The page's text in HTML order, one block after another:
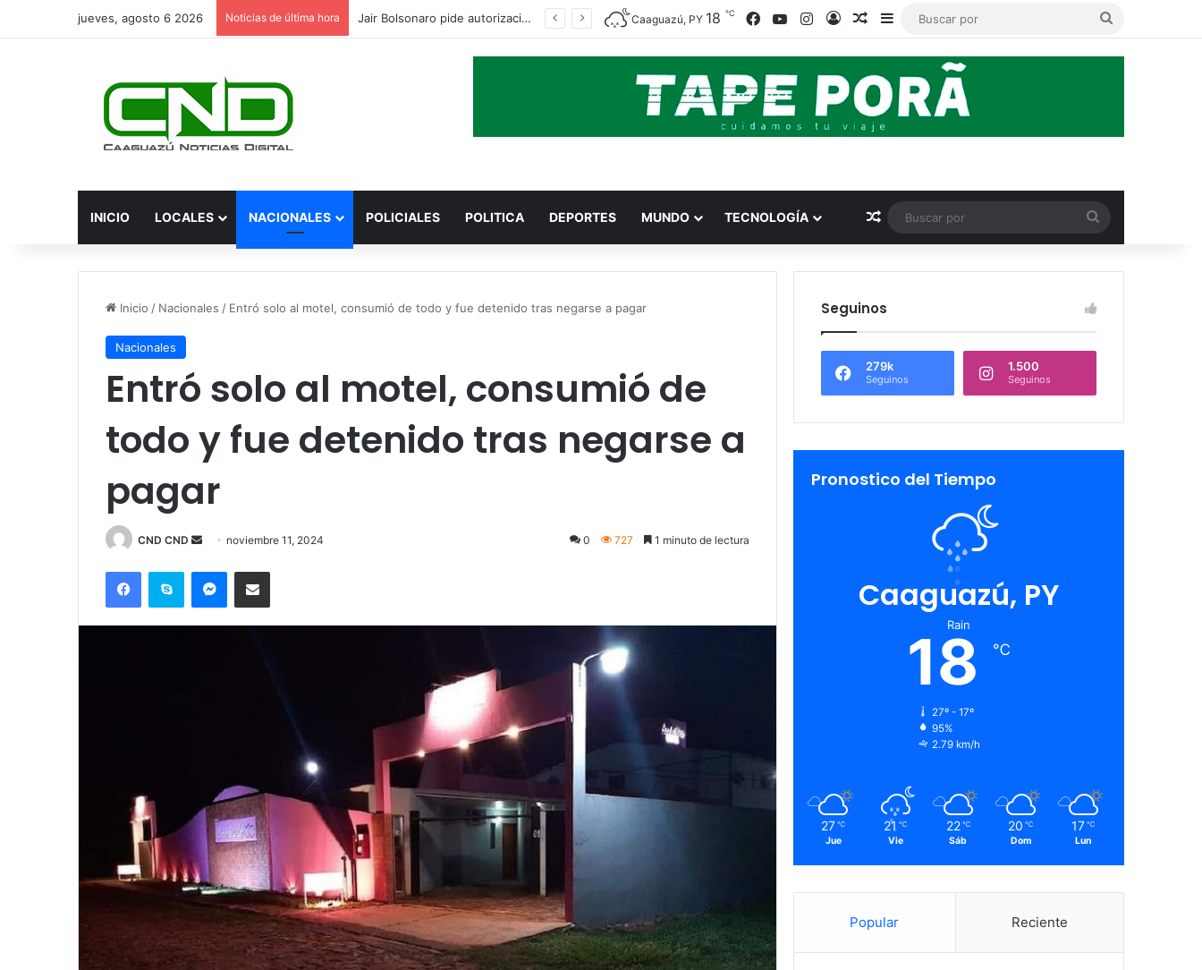
jueves, agosto 6 2026 Noticias de última hora Jair Bolsonaro pide autorización para recibir la visita de sus hijos en el Día del Padre Caaguazú, PY 18 ℃ Facebook
YouTubeInstagram
AccesoPublicación al azar
Barra lateral
INICIO LOCALES NACIONALES POLICIALES POLITICA DEPORTES MUNDO TECNOLOGÍA Publicación al azar
por
Inicio / Nacionales / Entró solo al motel, consumió de todo y fue detenido tras negarse a pagar
Nacionales
Entró solo al motel, consumió de
todo y fue detenido tras negarse a
pagar
CND CND
Send
email
noviembre 11, 2024 0 727 1 minuto de lectura
FacebookSkype MessengerCompartir por correo electrónico
Seguinos
279k
Seguinos
1.500
Seguinos
Pronostico del Tiempo
Caaguazú, PY
Rain
18 ℃
27º - 17º
95%
2.79 km/h
27 ℃
Jue
21 ℃
Vie
22 ℃
Sáb
20 ℃
Dom
17 ℃
Lun
Popular Reciente